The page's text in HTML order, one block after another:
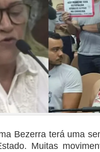
Bezerra terá uma
Muitas